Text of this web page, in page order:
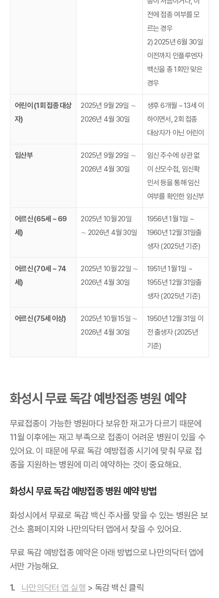
전에 접종 여부를 모
르는 경우
2) 2025년 6월 30일
이전까지 인플루엔자
백신을 총 1회만 맞은
경우
어린이 (1회 접종 대상
자)
2025년 9월 29일 ∼
2026년 4월 30일
생후 6개월 ~ 13세 이
하이면서, 2회 접종
대상자가 아닌 어린이
임산부
2025년 9월 29일 ∼
2026년 4월 30일
임신 주수에 상관 없
이 산모수첩, 임신확
인서 등을 통해 임신
여부를 확인한 임신부
어르신 (65세 ~ 69
세)
2025년 10월 20일
∼ 2026년 4월 30일
1956년 1월 1일 ~
1960년 12월 31일출
생자 (2025년 기준)
어르신 (70세 ~ 74
세)
2025년 10월 22일 ∼
2026년 4월 30일
1951년 1월 1일 ~
1955년 12월 31일출
생자 (2025년 기준)
어르신 (75세 이상)
2025년 10월 15일 ∼
2026년 4월 30일
1950년 12월 31일 이
전 출생자 (2025년
기준)
화성시 무료 독감 예방접종 병원 예약
무료접종이 가능한 병원마다 보유한 재고가 다르기 때문에
11월 이후에는 재고 부족으로 접종이 어려운 병원이 있을 수
있어요. 이 때문에 무료 독감 예방접종 시기에 맞춰 무료 접
종을 지원하는 병원에 미리 예약하는 것이 중요해요.
화성시 무료 독감 예방접종 병원 예약 방법
화성시에서 무료로 독감 백신 주사를 맞을 수 있는 병원은 보
건소 홈페이지와 나만의닥터 앱에서 찾을 수 있어요.
무료 독감 예방접종 예약은 아래 방법으로 나만의닥터 앱에
서만 가능해요.
나만의닥터 앱 실행 > 독감 백신 클릭